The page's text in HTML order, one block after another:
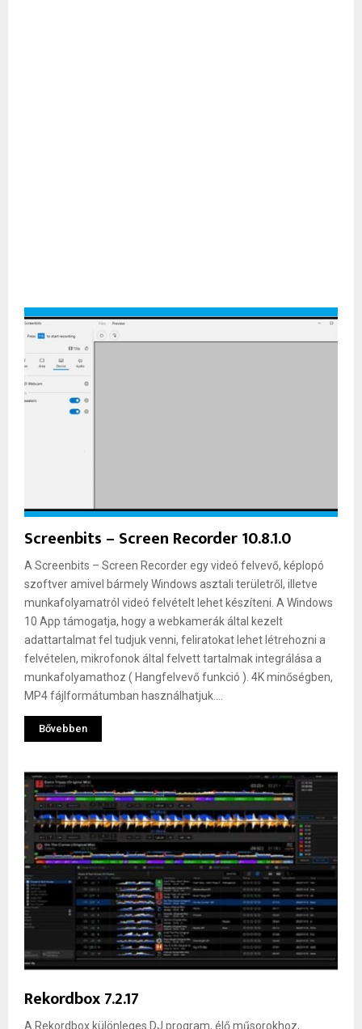
Screenbits – Screen Recorder 10.8.1.0
A Screenbits – Screen Recorder egy videó felvevő, képlopó
szoftver amivel bármely Windows asztali területről, illetve
munkafolyamatról videó felvételt lehet készíteni. A Windows
10 App támogatja, hogy a webkamerák által kezelt
adattartalmat fel tudjuk venni, feliratokat lehet létrehozni a
felvételen, mikrofonok által felvett tartalmak integrálása a
munkafolyamathoz ( Hangfelvevő funkció ). 4K minőségben,
MP4 fájlformátumban használhatjuk....
Bővebben
Rekordbox 7.2.17
A Rekordbox különleges DJ program, élő műsorokhoz,